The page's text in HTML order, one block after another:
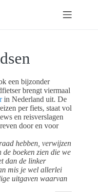
een bijzonder
brengt viermaal
in Nederland uit. De
per fiets, staat vol
en reisverslagen
door en voor
hebben, verwijzen
boeken zien die we
dan de linker
mis je wel allerlei
uitgaven waarvan